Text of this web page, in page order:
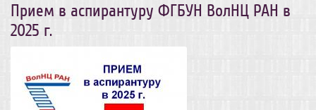
Прием в аспирантуру ФГБУН ВолНЦ РАН в
2025 г.